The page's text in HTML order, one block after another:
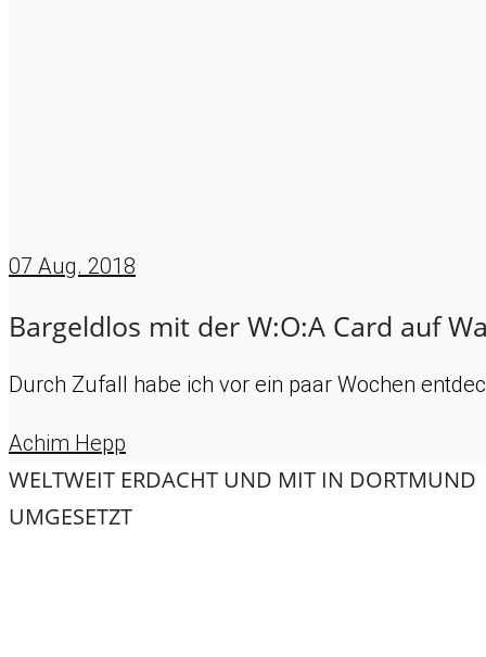
07 Aug. 2018
Bargeldlos mit der W:O:A Card auf
Durch Zufall habe ich vor ein paar Wochen
Achim Hepp
WELTWEIT ERDACHT UND MIT IN DORTMUND
UMGESETZT